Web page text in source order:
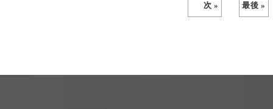
次 » 最後 »